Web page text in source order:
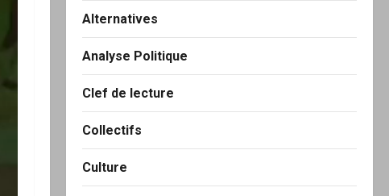
Alternatives
Analyse Politique
Clef de lecture
Collectifs
Culture